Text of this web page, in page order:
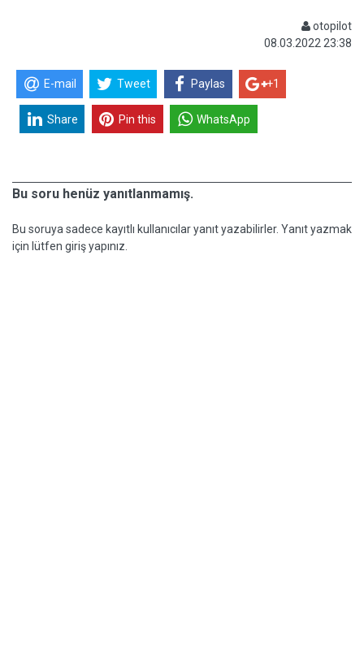
otopilot
08.03.2022 23:38
E-mail Tweet Paylas +1
Share Pin this WhatsApp
Bu soru henüz yanıtlanmamış.
Bu soruya sadece kayıtlı kullanıcılar yanıt yazabilirler. Yanıt yazmak
için lütfen giriş yapınız.